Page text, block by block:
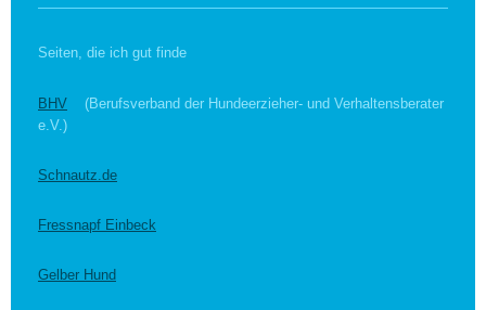
Seiten, die ich gut finde
BHV (Berufsverband der Hundeerzieher- und Verhaltensberater
e.V.)
Schnautz.de
Fressnapf Einbeck
Gelber Hund